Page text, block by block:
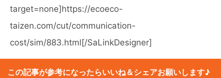
target=none]https://ecoeco-
taizen.com/cut/communication-
cost/sim/883.html[/SaLinkDesigner]
この記事が参考になったらいいね＆シェアお願いします♪